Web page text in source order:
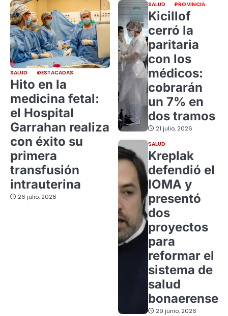
SALUD DESTACADAS
Hito en la
medicina fetal:
el Hospital
Garrahan realiza
con éxito su
primera
transfusión
intrauterina
26 julio, 2026
SALUD PROVINCIA
Kicillof
cerró la
paritaria
con los
médicos:
cobrarán
un 7% en
dos tramos
21 julio, 2026
SALUD
Kreplak
defendió el
IOMA y
presentó
dos
proyectos
para
reformar el
sistema de
salud
bonaerense
29 junio, 2026